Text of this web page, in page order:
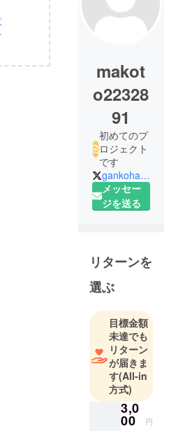
makot
o22328
91
初めてのプ
ロジェクト
です
gankohashimoto
メッセー
ジを送る
リターンを
選ぶ
目標金額
未達でも
リターン
が届きま
す(All-in
方式)
3,0
00 円